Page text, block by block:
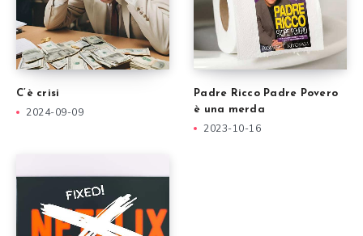
C’è crisi
2024-09-09
Padre Ricco Padre Povero
è una merda
2023-10-16